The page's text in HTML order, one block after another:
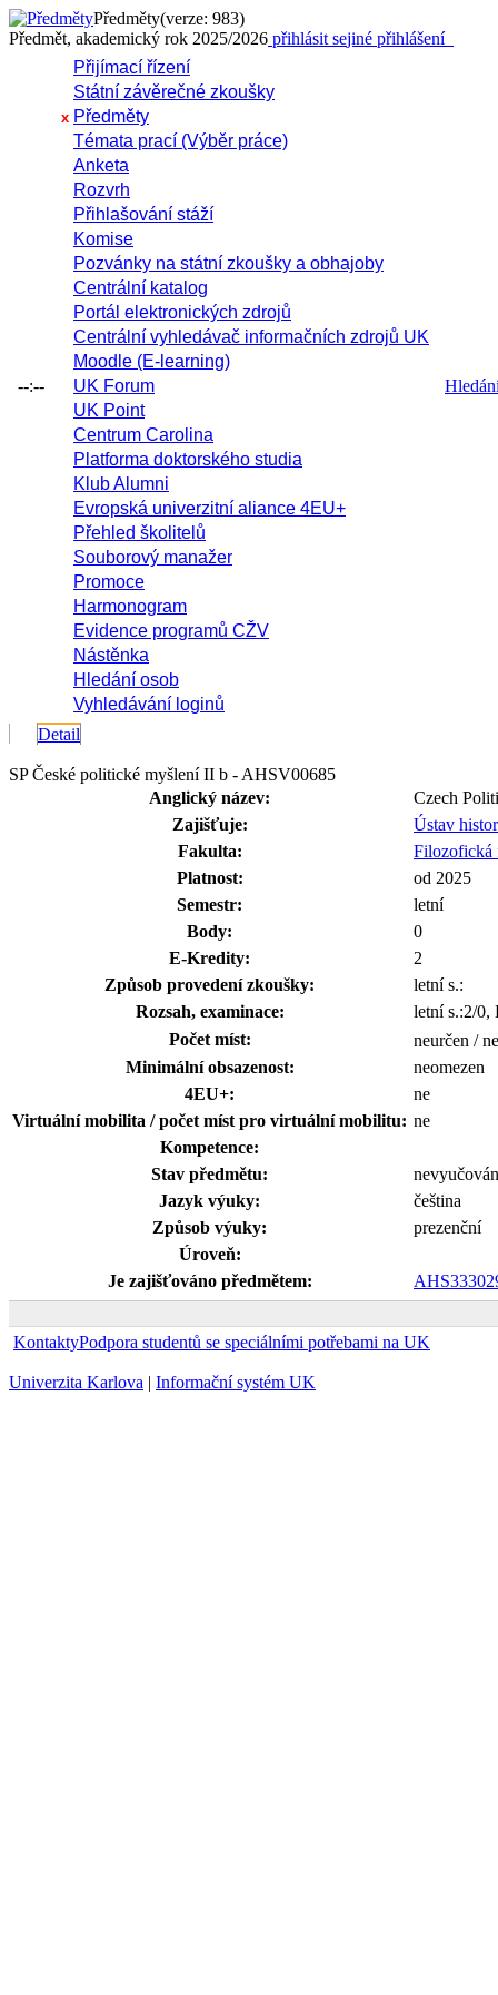
Předměty(verze: 983)
Předmět, akademický rok 2025/2026 přihlásit sejiné přihlášení
--:--
Přijímací řízení
Státní závěrečné zkoušky
x Předměty
Témata prací (Výběr práce)
Anketa
Rozvrh
Přihlašování stáží
Komise
Pozvánky na státní zkoušky a obhajoby
Centrální katalog
Portál elektronických zdrojů
Centrální vyhledávač informačních zdrojů UK
Moodle (E-learning)
UK Forum
UK Point
Centrum Carolina
Platforma doktorského studia
Klub Alumni
Evropská univerzitní aliance 4EU+
Přehled školitelů
Souborový manažer
Promoce
Harmonogram
Evidence programů CŽV
Nástěnka
Hledání osob
Vyhledávání loginů
Detail
SP České politické myšlení II b - AHSV00685
Anglický název:
Czech
Zajišťuje:
Ústav
Fakulta:
Filozofická
Platnost:
od 2025
Semestr:
letní
Body:
0
E-Kredity:
2
Způsob provedení zkoušky:
letní s.:
Rozsah, examinace:
letní s.:2/
Počet míst:
neurčen /
Minimální obsazenost:
neomezen
4EU+:
ne
Virtuální mobilita / počet míst pro virtuální mobilitu: ne
Kompetence:
Stav předmětu:
nevyučován
Jazyk výuky:
čeština
Způsob výuky:
prezenční
Úroveň:
Je zajišťováno předmětem:
KontaktyPodpora studentů se speciálními potřebami na UK
Univerzita Karlova | Informační systém UK